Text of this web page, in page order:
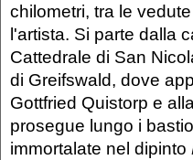
chilometri, tra le
l'artista. Si parte dalla
Cattedrale di San
di Greifswald, dove
Gottfried Quistorp e
prosegue lungo i
immortalate nel dipinto